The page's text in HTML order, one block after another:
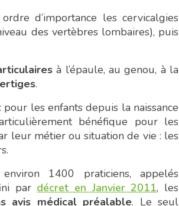
d’importance les cervicalgies
des vertèbres lombaires), puis
à l’épaule, au genou, à la
.
les enfants depuis la naissance
bénéfique pour les
leur métier ou situation de vie : les
1400 praticiens, appelés
par décret en Janvier 2011, les
avis médical préalable. Le seul